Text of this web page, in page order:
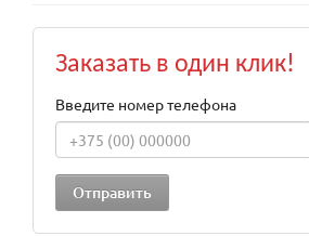
Заказать в один клик!
Введите номер телефона